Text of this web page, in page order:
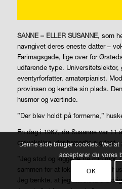
SANNE – ELLER SUSANNE, som
navngivet deres eneste datter –
Farimagsgade, lige over for
udfarende type. Universitetslektor,
eventyrforfatter, amatørpianist.
provinsen og kendte sin plads.
husmor og værtinde.
”Der blev holdt på formerne,”
En dag i 1967, da Susanne var 11
ordveksling, der brændte sig fast.
”Jeg stod og kiggede på min mor,
sammen for at lokke nogle flere
Jeg tænkte, at jeg i hvert fald
Denne side bruger cookies. Ved
accepterer du vores
OK